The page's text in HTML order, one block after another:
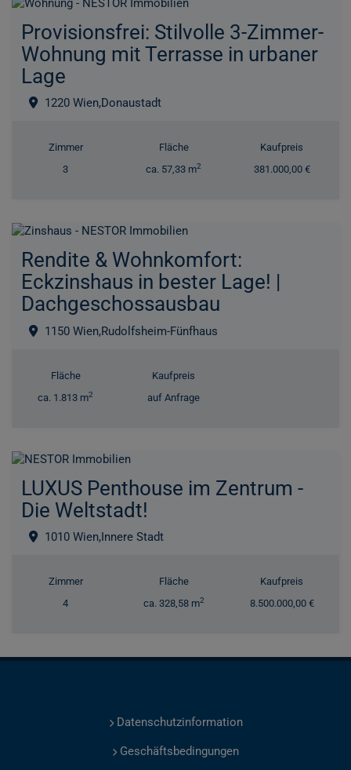
Provisionsfrei: Stilvolle 3-Zimmer-
Wohnung mit Terrasse in urbaner
Lage
1220 Wien,Donaustadt
Zimmer
3
Fläche
ca. 57,33 m2
Kaufpreis
381.000,00 €
Rendite & Wohnkomfort:
Eckzinshaus in bester Lage! |
Dachgeschossausbau
1150 Wien,Rudolfsheim-Fünfhaus
Fläche
ca. 1.813 m2
Kaufpreis
auf Anfrage
LUXUS Penthouse im Zentrum -
Die Weltstadt!
1010 Wien,Innere Stadt
Zimmer
4
Fläche
ca. 328,58 m2
Kaufpreis
8.500.000,00 €
Datenschutzinformation
Geschäftsbedingungen